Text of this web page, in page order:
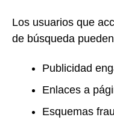
Los usuarios que
de búsqueda
Publicidad
Enlaces a
Esquemas